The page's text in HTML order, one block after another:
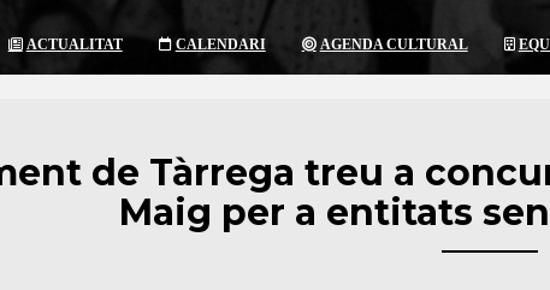
ACTUALITAT CALENDARI AGENDA CULTURAL
de Tàrrega treu a
Maig per a entitats